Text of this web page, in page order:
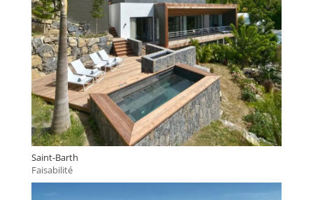
Saint-Barth
Faisabilité